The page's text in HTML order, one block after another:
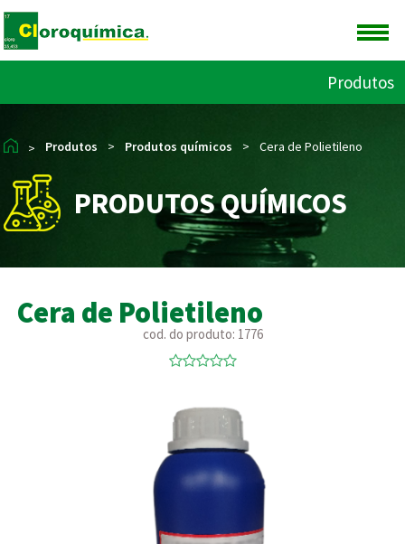
Produtos
> Produtos > Produtos químicos > Cera de Polietileno
PRODUTOS QUÍMICOS
Cera de Polietileno
cod. do produto: 1776